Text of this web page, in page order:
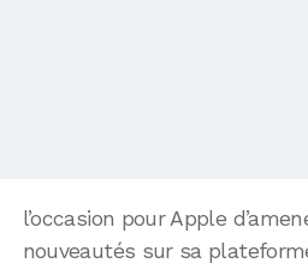
l’occasion pour Apple
nouveautés sur sa